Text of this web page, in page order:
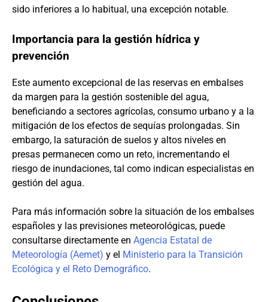
sido inferiores a lo habitual, una excepción notable.
Importancia para la gestión hídrica y
prevención
Este aumento excepcional de las reservas en embalses
da margen para la gestión sostenible del agua,
beneficiando a sectores agrícolas, consumo urbano y a la
mitigación de los efectos de sequías prolongadas. Sin
embargo, la saturación de suelos y altos niveles en
presas permanecen como un reto, incrementando el
riesgo de inundaciones, tal como indican especialistas en
gestión del agua.
Para más información sobre la situación de los embalses
españoles y las previsiones meteorológicas, puede
consultarse directamente en Agencia Estatal de
Meteorología (Aemet) y el Ministerio para la Transición
Ecológica y el Reto Demográfico.